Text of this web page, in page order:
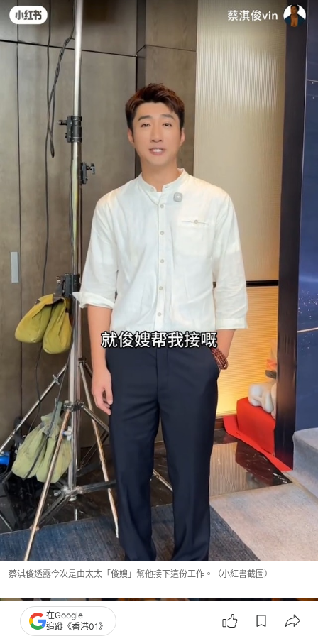
蔡淇俊透露今次是由太太「俊嫂」幫他接下這份工作。（小紅書截圖）
在Google
追蹤《香港01》